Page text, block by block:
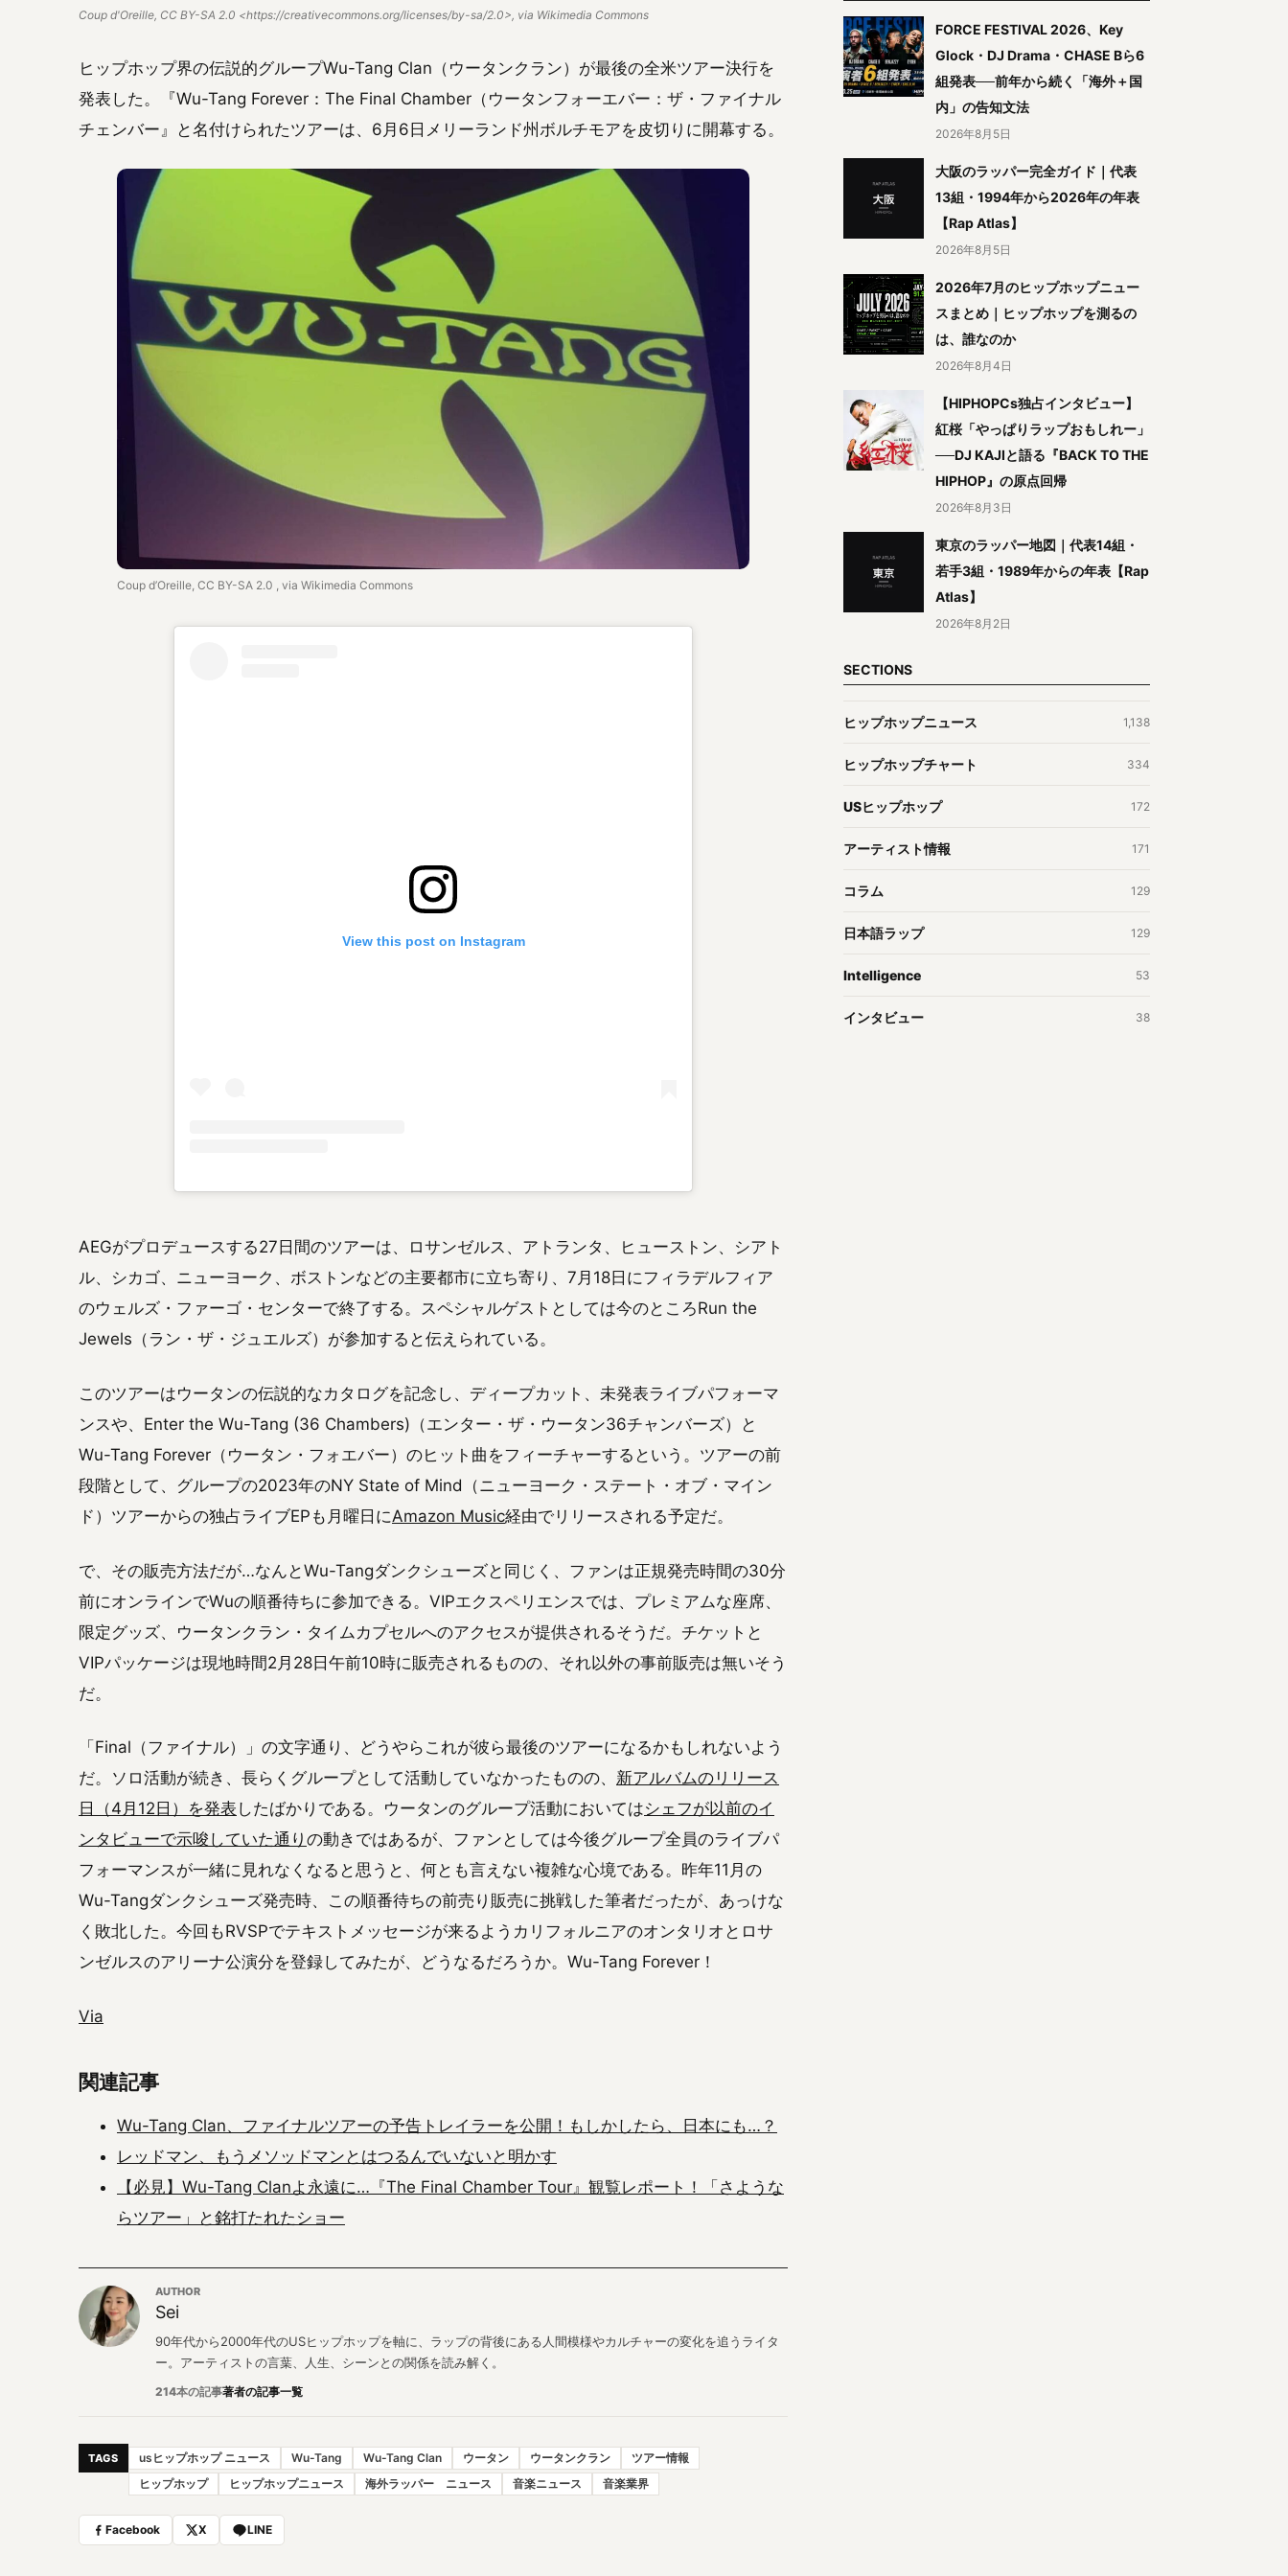
Coup d'Oreille, CC BY-SA 2.0 <https://creativecommons.org/licenses/by-sa/2.0>, via Wikimedia Commons
ヒップホップ界の伝説的グループWu-Tang Clan（ウータンクラン）が最後の全米ツアー決行を
発表した。『Wu-Tang Forever：The Final Chamber（ウータンフォーエバー：ザ・ファイナル
チェンバー』と名付けられたツアーは、6月6日メリーランド州ボルチモアを皮切りに開幕する。
Coup d’Oreille, CC BY-SA 2.0 , via Wikimedia Commons
View this post on Instagram
AEGがプロデュースする27日間のツアーは、ロサンゼルス、アトランタ、ヒューストン、シアト
ル、シカゴ、ニューヨーク、ボストンなどの主要都市に立ち寄り、7月18日にフィラデルフィア
のウェルズ・ファーゴ・センターで終了する。スペシャルゲストとしては今のところRun the
Jewels（ラン・ザ・ジュエルズ）が参加すると伝えられている。
このツアーはウータンの伝説的なカタログを記念し、ディープカット、未発表ライブパフォーマ
ンスや、Enter the Wu-Tang (36 Chambers)（エンター・ザ・ウータン36チャンバーズ）と
Wu-Tang Forever（ウータン・フォエバー）のヒット曲をフィーチャーするという。ツアーの前
段階として、グループの2023年のNY State of Mind（ニューヨーク・ステート・オブ・マイン
ド）ツアーからの独占ライブEPも月曜日にAmazon Music経由でリリースされる予定だ。
で、その販売方法だが…なんとWu-Tangダンクシューズと同じく、ファンは正規発売時間の30分
前にオンラインでWuの順番待ちに参加できる。VIPエクスペリエンスでは、プレミアムな座席、
限定グッズ、ウータンクラン・タイムカプセルへのアクセスが提供されるそうだ。チケットと
VIPパッケージは現地時間2月28日午前10時に販売されるものの、それ以外の事前販売は無いそう
だ。
「Final（ファイナル）」の文字通り、どうやらこれが彼ら最後のツアーになるかもしれないよう
だ。ソロ活動が続き、長らくグループとして活動していなかったものの、 新アルバムのリリース
日（4月12日）を発表 したばかりである。ウータンのグループ活動においてはシェフが以前のイ
ンタビューで示唆していた通り の動きではあるが、ファンとしては今後グループ全員のライブパ
フォーマンスが一緒に見れなくなると思うと、何とも言えない複雑な心境である。昨年11月の
Wu-Tangダンクシューズ発売時、この順番待ちの前売り販売に挑戦した筆者だったが、あっけな
く敗北した。今回もRVSPでテキストメッセージが来るようカリフォルニアのオンタリオとロサ
ンゼルスのアリーナ公演分を登録してみたが、どうなるだろうか。Wu-Tang Forever！
Via
関連記事
Wu-Tang Clan、ファイナルツアーの予告トレイラーを公開！もしかしたら、日本にも…？
レッドマン、もうメソッドマンとはつるんでいないと明かす
【必見】Wu-Tang Clanよ永遠に…『The Final Chamber Tour』観覧レポート！「さような
らツアー」と銘打たれたショー
AUTHOR
Sei
90年代から2000年代のUSヒップホップを軸に、ラップの背後にある人間模様やカルチャーの変化を追うライタ
ー。アーティストの言葉、人生、シーンとの関係を読み解く。
214本の記事著者の記事一覧
TAGS usヒップホップ ニュース Wu-Tang Wu-Tang Clan ウータン ウータンクラン
ツアー情報
ヒップホップ
ヒップホップニュース 海外ラッパー ニュース 音楽ニュース 音楽業界
Facebook X LINE
FORCE FESTIVAL 2026、Key
Glock・DJ Drama・CHASE Bら6
組発表──前年から続く「海外＋国
内」の告知文法
2026年8月5日
大阪のラッパー完全ガイド｜代表
13組・1994年から2026年の年表
【Rap Atlas】
2026年8月5日
2026年7月のヒップホップニュー
スまとめ｜ヒップホップを測るの
は、誰なのか
2026年8月4日
【HIPHOPCs独占インタビュー】
紅桜「やっぱりラップおもしれー」
──DJ KAJIと語る『BACK TO THE
HIPHOP』の原点回帰
2026年8月3日
東京のラッパー地図｜代表14組・
若手3組・1989年からの年表【Rap
Atlas】
2026年8月2日
SECTIONS
ヒップホップニュース 1,138
ヒップホップチャート 334
USヒップホップ 172
アーティスト情報 171
コラム 129
日本語ラップ 129
Intelligence 53
インタビュー 38